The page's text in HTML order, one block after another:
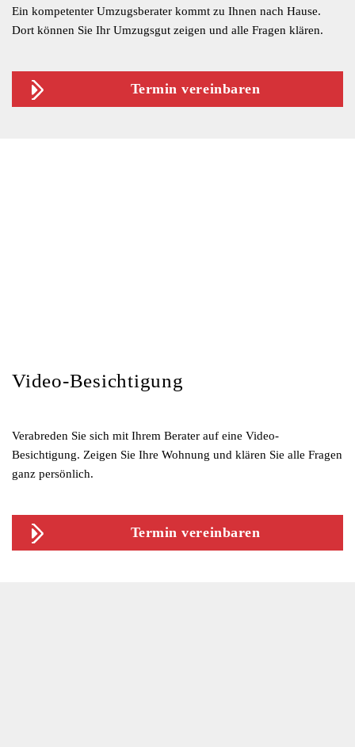
Ein kompetenter Umzugsberater kommt zu Ihnen nach Hause.
Dort können Sie Ihr Umzugsgut zeigen und alle Fragen klären.
Termin vereinbaren
Video-Besichtigung
Verabreden Sie sich mit Ihrem Berater auf eine Video-
Besichtigung. Zeigen Sie Ihre Wohnung und klären Sie alle Fragen
ganz persönlich.
Termin vereinbaren